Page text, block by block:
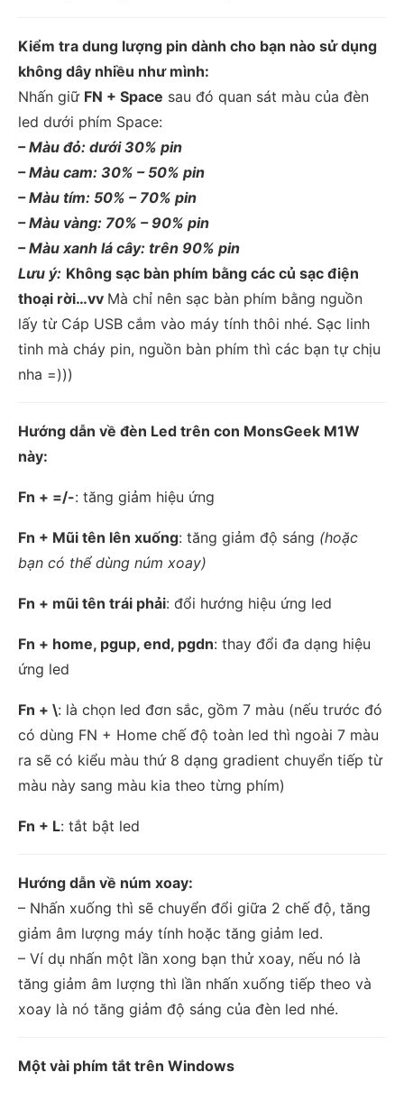
Kiểm tra dung lượng pin dành cho bạn nào sử dụng
không dây nhiều như mình:
Nhấn giữ FN + Space sau đó quan sát màu của đèn
led dưới phím Space:
– Màu đỏ: dưới 30% pin
– Màu cam: 30% – 50% pin
– Màu tím: 50% – 70% pin
– Màu vàng: 70% – 90% pin
– Màu xanh lá cây: trên 90% pin
Lưu ý: Không sạc bàn phím bằng các củ sạc điện
thoại rời…vv Mà chỉ nên sạc bàn phím bằng nguồn
lấy từ Cáp USB cắm vào máy tính thôi nhé. Sạc linh
tinh mà cháy pin, nguồn bàn phím thì các bạn tự chịu
nha =)))
Hướng dẫn về đèn Led trên con MonsGeek M1W
này:
Fn + =/-: tăng giảm hiệu ứng
Fn + Mũi tên lên xuống: tăng giảm độ sáng (hoặc
bạn có thể dùng núm xoay)
Fn + mũi tên trái phải: đổi hướng hiệu ứng led
Fn + home, pgup, end, pgdn: thay đổi đa dạng hiệu
ứng led
Fn + \: là chọn led đơn sắc, gồm 7 màu (nếu trước đó
có dùng FN + Home chế độ toàn led thì ngoài 7 màu
ra sẽ có kiểu màu thứ 8 dạng gradient chuyển tiếp từ
màu này sang màu kia theo từng phím)
Fn + L: tắt bật led
Hướng dẫn về núm xoay:
– Nhấn xuống thì sẽ chuyển đổi giữa 2 chế độ, tăng
giảm âm lượng máy tính hoặc tăng giảm led.
– Ví dụ nhấn một lần xong bạn thử xoay, nếu nó là
tăng giảm âm lượng thì lần nhấn xuống tiếp theo và
xoay là nó tăng giảm độ sáng của đèn led nhé.
Một vài phím tắt trên Windows